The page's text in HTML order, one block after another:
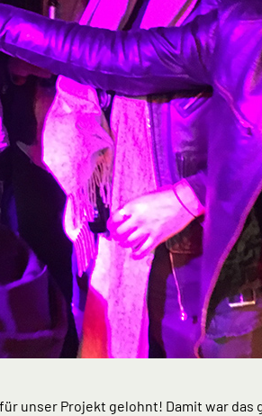
unser Projekt gelohnt! Damit war das